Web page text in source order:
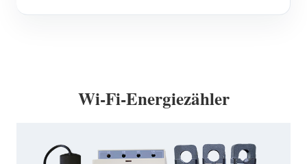
Wi-Fi-Energiezähler